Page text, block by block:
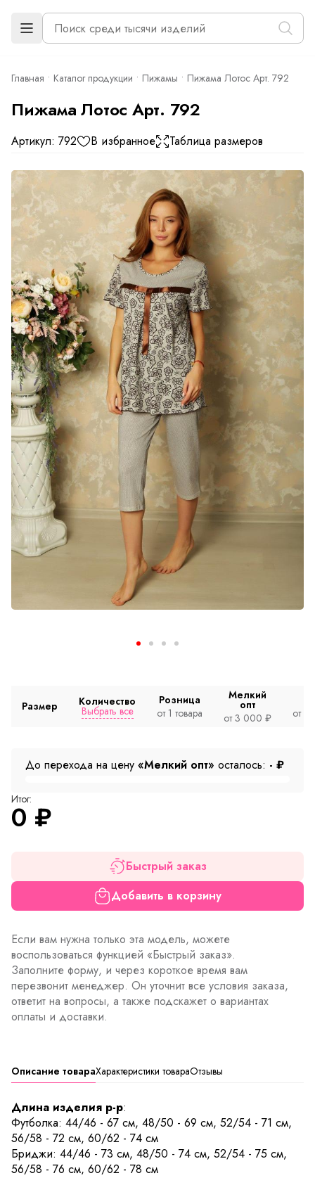
Главная Каталог продукции Пижамы Пижама Лотос Арт. 792
Пижама Лотос Арт. 792
Артикул: 792 В избранное Таблица размеров
Размер Количество
Выбрать все
Розница
от 1 товара
Мелкий
опт
от 3 000 ₽
от
До перехода на цену «Мелкий опт» осталось: - ₽
Итог:
0 ₽
Быстрый заказ
Добавить в корзину
Если вам нужна только эта модель, можете
воспользоваться функцией «Быстрый заказ».
Заполните форму, и через короткое время вам
перезвонит менеджер. Он уточнит все условия заказа,
ответит на вопросы, а также подскажет о вариантах
оплаты и доставки.
Описание товараХарактеристики товараОтзывы
Длина изделия р-р:
Футболка: 44/46 - 67 см, 48/50 - 69 см, 52/54 - 71 см,
56/58 - 72 см, 60/62 - 74 см
Бриджи: 44/46 - 73 см, 48/50 - 74 см, 52/54 - 75 см,
56/58 - 76 см, 60/62 - 78 см